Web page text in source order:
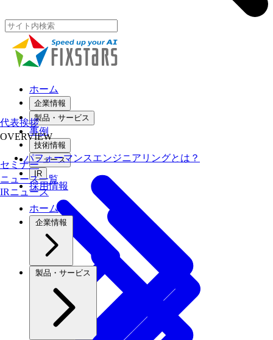
ホーム
企業情報
製品・サービス
事例
技術情報
セミナーニュース
ニュース一覧
IR
採用情報
ホーム
企業情報
製品・サービス
代表挨拶
OVERVIEW
パフォーマンスエンジニアリングとは？
IRニュース